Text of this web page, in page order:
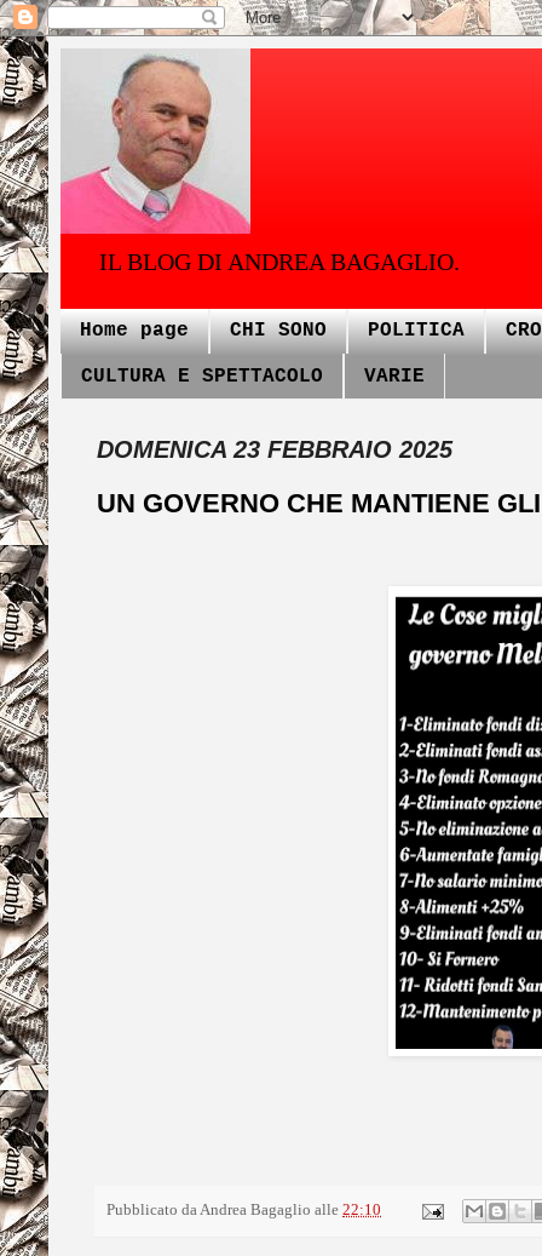
IL BLOG DI ANDREA BAGAGLIO.
Home page CHI SONO POLITICA
CULTURA E SPETTACOLO VARIE
DOMENICA 23 FEBBRAIO 2025
UN GOVERNO CHE MANTIENE
Pubblicato daAndrea Bagaglio alle 22:10